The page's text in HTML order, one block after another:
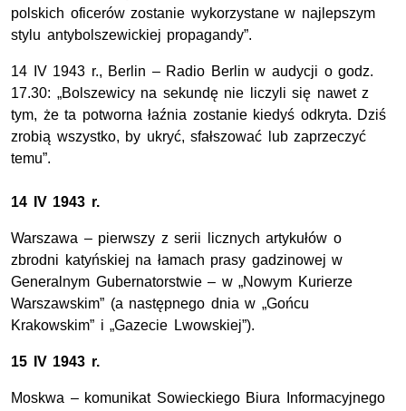
polskich oficerów zostanie wykorzystane w najlepszym
stylu antybolszewickiej propagandy”.
14 IV 1943 r., Berlin – Radio Berlin w audycji o godz.
17.30: „Bolszewicy na sekundę nie liczyli się nawet z
tym, że ta potworna łaźnia zostanie kiedyś odkryta. Dziś
zrobią wszystko, by ukryć, sfałszować lub zaprzeczyć
temu”.
14 IV 1943 r.
Warszawa – pierwszy z serii licznych artykułów o
zbrodni katyńskiej na łamach prasy gadzinowej w
Generalnym Gubernatorstwie – w „Nowym Kurierze
Warszawskim” (a następnego dnia w „Gońcu
Krakowskim” i „Gazecie Lwowskiej”).
15 IV 1943 r.
Moskwa – komunikat Sowieckiego Biura Informacyjnego